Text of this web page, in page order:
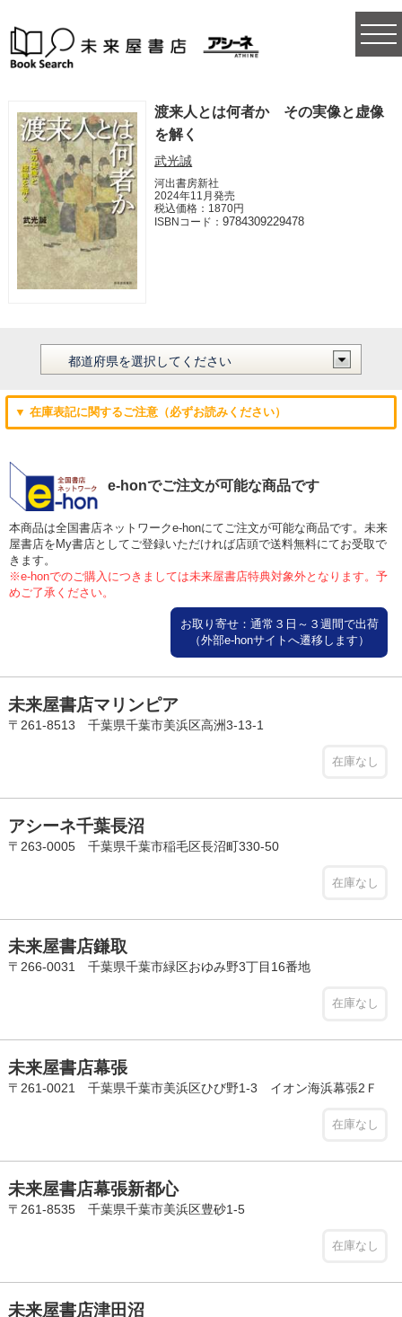
渡来人とは何者か その実像と虚像
を解く
武光誠
河出書房新社
2024年11月発売
税込価格：1870円
ISBNコード：9784309229478
▼ 在庫表記に関するご注意（必ずお読みください）
e-honでご注文が可能な商品です
本商品は全国書店ネットワークe-honにてご注文が可能な商品です。未来
屋書店をMy書店としてご登録いただければ店頭で送料無料にてお受取で
きます。
※e-honでのご購入につきましては未来屋書店特典対象外となります。予
めご了承ください。
お取り寄せ：通常３日～３週間で出荷
（外部e-honサイトへ遷移します）
未来屋書店マリンピア
〒261-8513 千葉県千葉市美浜区高洲3-13-1
在庫なし
アシーネ千葉長沼
〒263-0005 千葉県千葉市稲毛区長沼町330-50
在庫なし
未来屋書店鎌取
〒266-0031 千葉県千葉市緑区おゆみ野3丁目16番地
在庫なし
未来屋書店幕張
〒261-0021 千葉県千葉市美浜区ひび野1-3 イオン海浜幕張2Ｆ
在庫なし
未来屋書店幕張新都心
〒261-8535 千葉県千葉市美浜区豊砂1-5
在庫なし
未来屋書店津田沼